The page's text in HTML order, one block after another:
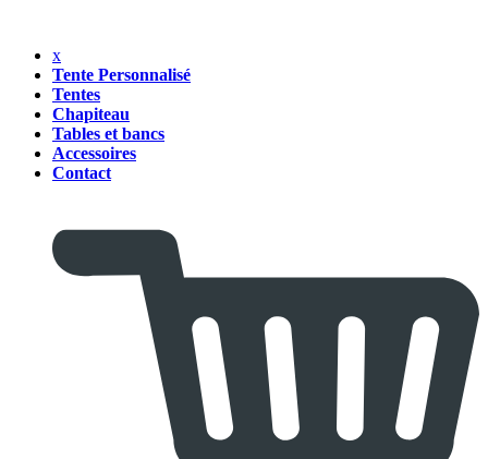
x
Tente Personnalisé
Tentes
Chapiteau
Tables et bancs
Accessoires
Contact